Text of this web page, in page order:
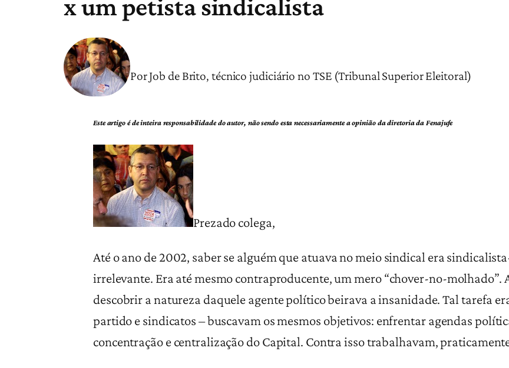
x um petista sindicalista
Por Job de Brito, técnico judiciário no TSE (Tribunal Superior Eleitoral)
Este artigo é de inteira responsabilidade do autor, não sendo esta necessariamente a opinião da diretoria da Fenajufe
Prezado colega,
Até o ano de 2002, saber se alguém que atuava no meio sindical era
irrelevante. Era até mesmo contraproducente, um mero “chover-no-
descobrir a natureza daquele agente político beirava a insanidade. Tal tarefa
partido e sindicatos – buscavam os mesmos objetivos: enfrentar agendas
concentração e centralização do Capital. Contra isso trabalhavam,